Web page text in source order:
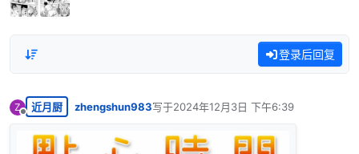
登录后回复
Z
离线
近月厨 zhengshun983写于2024年12月3日 下午6:39
最后由 编辑